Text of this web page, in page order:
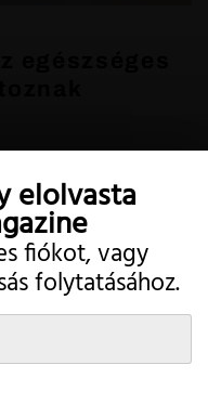
elolvasta
fiókot, vagy
folytatásához.